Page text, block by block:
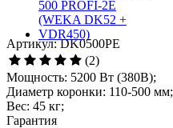
Артикул: DK0500PE
(2)
Мощность: 5200 Вт (380В);
Диаметр коронки: 110-500 мм;
Вес: 45 кг;
Гарантия